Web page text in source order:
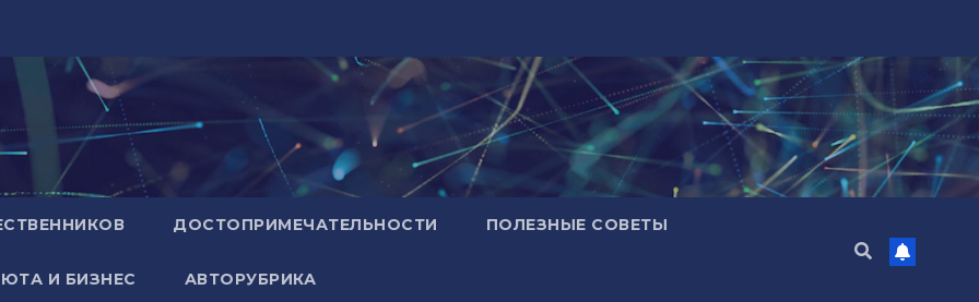
ДОСТОПРИМЕЧАТЕЛЬНОСТИ ПОЛЕЗНЫЕ СОВЕТЫ
И БИЗНЕС АВТОРУБРИКА